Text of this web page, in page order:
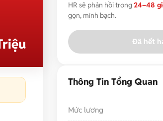
HR sẽ phản hồi trong24–48
gọn, minh bạch.
Đã hết
Thông Tin Tổng Quan
Mức lương